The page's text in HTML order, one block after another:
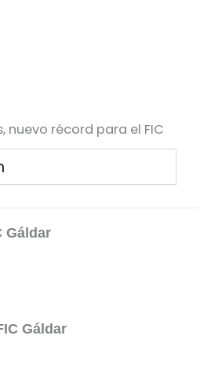
nuevo récord para el FIC
Gáldar
Gáldar